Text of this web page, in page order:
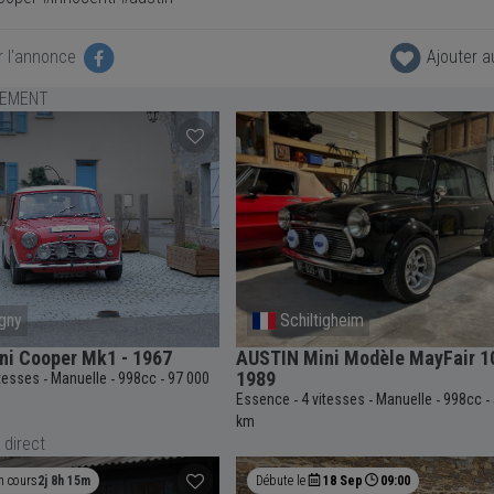
l'annonce
Ajouter
Cooper Mk1 - 1967
- Manuelle - 998cc - 97 000
Schiltigheim
AUSTIN Mini Modèle MayFair
1989
Essence - 4 vitesses - Manuelle - 998cc -
km
direct
cours2j 8h 15m Débute le 18 Sep 09:00